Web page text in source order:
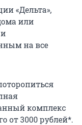
«Дельта»,
или
на все
комплекс
от 3000 рублей*.